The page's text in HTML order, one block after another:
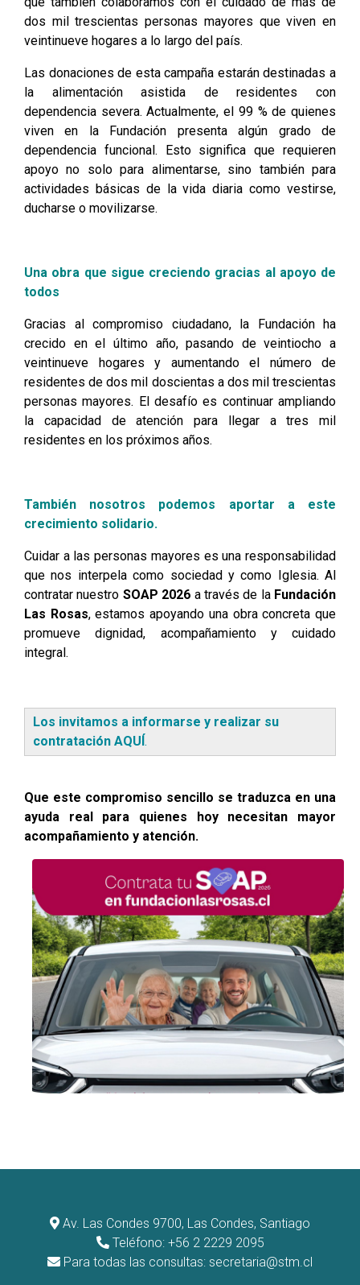
dos mil trescientas personas mayores que viven en
veintinueve hogares a lo largo del país.
Las donaciones de esta campaña estarán destinadas a
la alimentación asistida de residentes con
dependencia severa. Actualmente, el 99 % de quienes
viven en la Fundación presenta algún grado de
dependencia funcional. Esto significa que requieren
apoyo no solo para alimentarse, sino también para
actividades básicas de la vida diaria como vestirse,
ducharse o movilizarse.
Una obra que sigue creciendo gracias al apoyo de
todos
Gracias al compromiso ciudadano, la Fundación ha
crecido en el último año, pasando de veintiocho a
veintinueve hogares y aumentando el número de
residentes de dos mil doscientas a dos mil trescientas
personas mayores. El desafío es continuar ampliando
la capacidad de atención para llegar a tres mil
residentes en los próximos años.
También nosotros podemos aportar a este
crecimiento solidario.
Cuidar a las personas mayores es una responsabilidad
que nos interpela como sociedad y como Iglesia. Al
contratar nuestro SOAP 2026 a través de la Fundación
Las Rosas, estamos apoyando una obra concreta que
promueve dignidad, acompañamiento y cuidado
integral.
Los invitamos a informarse y realizar su
contratación AQUÍ.
Que este compromiso sencillo se traduzca en una
ayuda real para quienes hoy necesitan mayor
acompañamiento y atención.
Av. Las Condes 9700, Las Condes, Santiago
Teléfono: +56 2 2229 2095
Para todas las consultas: secretaria@stm.cl